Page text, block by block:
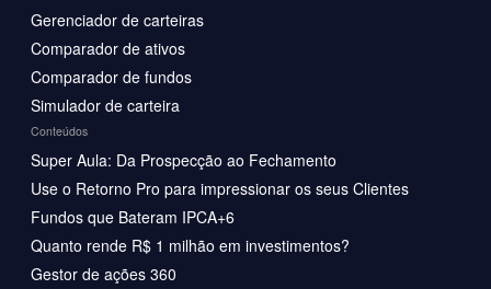
Gerenciador de carteiras
Comparador de ativos
Comparador de fundos
Simulador de carteira
Conteúdos
Super Aula: Da Prospecção ao Fechamento
Use o Retorno Pro para impressionar os seus Clientes
Fundos que Bateram IPCA+6
Quanto rende R$ 1 milhão em investimentos?
Gestor de ações 360